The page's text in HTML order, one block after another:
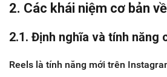
2. Các khái niệm cơ bản
2.1. Định nghĩa và tính năng
Reels là tính năng mới trên